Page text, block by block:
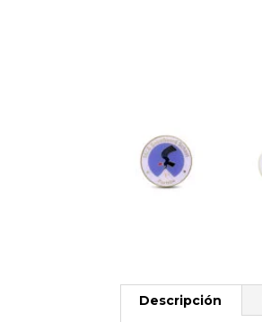
Descripción